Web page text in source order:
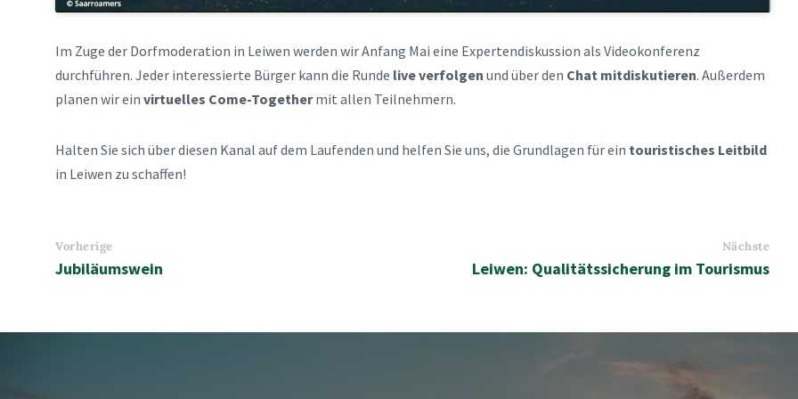
Im Zuge der Dorfmoderation in Leiwen werden wir Anfang Mai eine Expertendiskussion als Videokonferenz
durchführen. Jeder interessierte Bürger kann die Runde live verfolgen und über den Chat mitdiskutieren. Außerdem
planen wir ein virtuelles Come-Togethermit allen Teilnehmern.
Halten Sie sich über diesen Kanal auf dem Laufenden und helfen Sie uns, die Grundlagen für ein touristisches Leitbild
in Leiwen zu schaffen!
Vorherige
Jubiläumswein
Nächste
Leiwen: Qualitätssicherung im Tourismus